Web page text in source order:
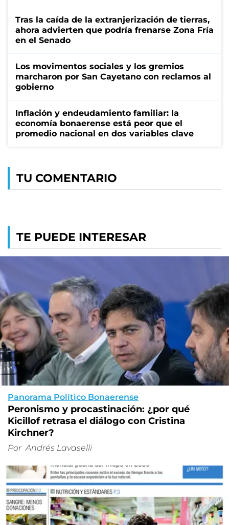
Tras la caída de la extranjerización de tierras,
ahora advierten que podría frenarse Zona Fría
en el Senado
Los movimentos sociales y los gremios
marcharon por San Cayetano con reclamos al
gobierno
Inflación y endeudamiento familiar: la
economía bonaerense está peor que el
promedio nacional en dos variables clave
TU COMENTARIO
TE PUEDE INTERESAR
Panorama Político Bonaerense
Peronismo y procastinación: ¿por qué
Kicillof retrasa el diálogo con Cristina
Kirchner?
Por Andrés Lavaselli